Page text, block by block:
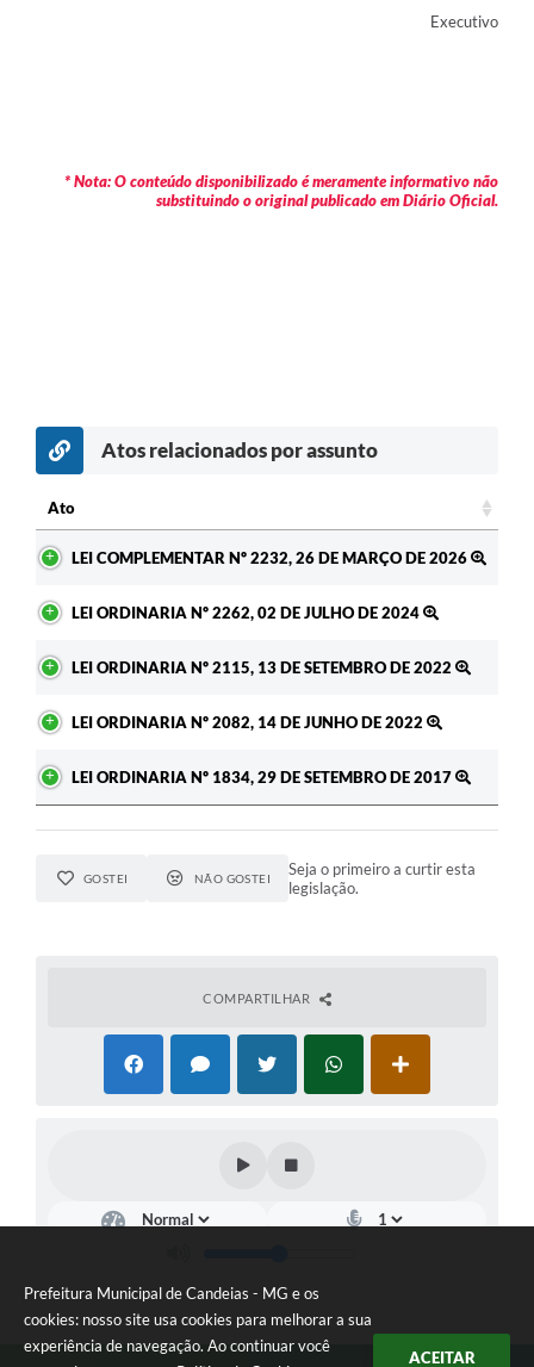
Prefeitura Municipal de Candeias - MG e os
cookies: nosso site usa cookies para melhorar a sua
experiência de navegação. Ao continuar você
ACEITAR
Executivo
* Nota: O conteúdo disponibilizado é meramente informativo não
substituindo o original publicado em Diário Oficial.
Atos relacionados por assunto
Ato
LEI COMPLEMENTAR Nº 2232, 26 DE MARÇO DE 2026
LEI ORDINARIA Nº 2262, 02 DE JULHO DE 2024
LEI ORDINARIA Nº 2115, 13 DE SETEMBRO DE 2022
LEI ORDINARIA Nº 2082, 14 DE JUNHO DE 2022
LEI ORDINARIA Nº 1834, 29 DE SETEMBRO DE 2017
GOSTEI NÃO GOSTEI
Seja o primeiro a curtir esta
legislação.
COMPARTILHAR